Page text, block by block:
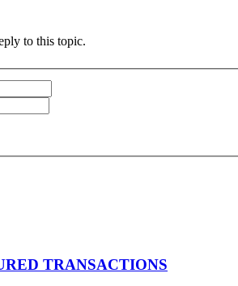
to this topic.
TRANSACTIONS